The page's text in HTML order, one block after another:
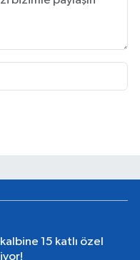
15 katlı özel